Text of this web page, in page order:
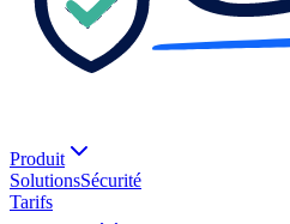
Produit
SolutionsSécurité
Tarifs